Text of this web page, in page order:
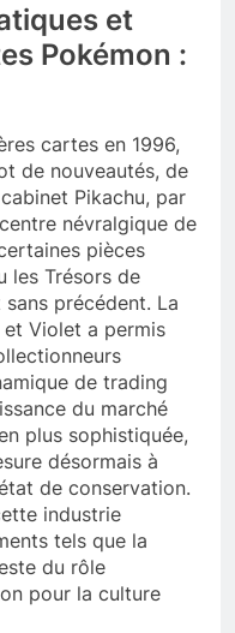
et
Pokémon :
cartes en 1996,
de nouveautés, de
Pikachu, par
névralgique de
pièces
les Trésors de
précédent. La
et Violet a permis
de trading
du marché
plus sophistiquée,
désormais à
de conservation.
industrie
tels que la
du rôle
pour la culture